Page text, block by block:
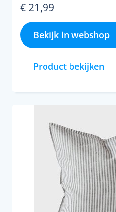
€ 21,99
Bekijk in webshop
Product bekijken